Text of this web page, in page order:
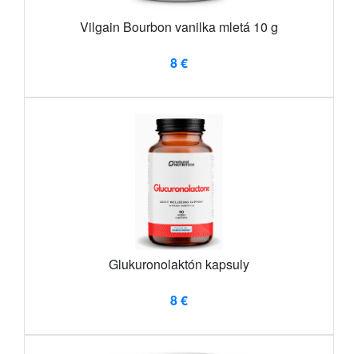
Vilgain Bourbon vanilka mletá 10 g
8 €
Glukuronolaktón kapsuly
8 €